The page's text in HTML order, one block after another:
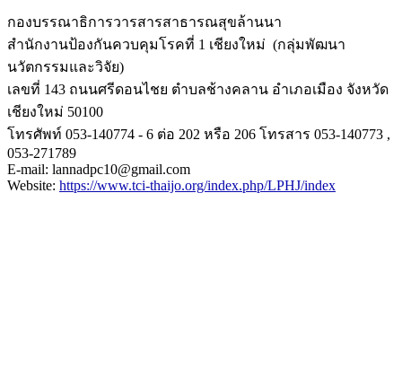
กองบรรณาธิการวารสารสาธารณสุขล้านนา
สำนักงานป้องกันควบคุมโรคที่ 1 เชียงใหม่ (กลุ่มพัฒนา
นวัตกรรมและวิจัย)
เลขที่ 143 ถนนศรีดอนไชย ตำบลช้างคลาน อำเภอเมือง จังหวัด
เชียงใหม่ 50100
โทรศัพท์ 053-140774 - 6 ต่อ 202 หรือ 206 โทรสาร 053-140773 ,
053-271789
E-mail: lannadpc10@gmail.com
Website: https://www.tci-thaijo.org/index.php/LPHJ/index